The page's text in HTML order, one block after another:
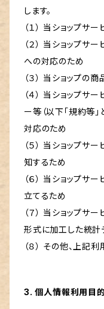
します。
（１） 当ショップサ
（２） 当ショップサ
への対応のため
（３） 当ショップの
（４） 当ショップサ
ー等（以下「規約等
対応のため
（５） 当ショップサ
知するため
（６） 当ショップサ
立てるため
（７） 当ショップサ
形式に加工した統計
（８） その他、上記
3. 個人情報利用目